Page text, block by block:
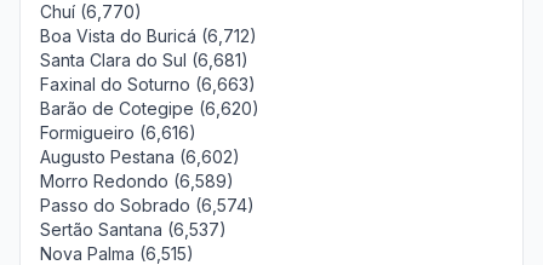
Chuí (6,770)
Boa Vista do Buricá (6,712)
Santa Clara do Sul (6,681)
Faxinal do Soturno (6,663)
Barão de Cotegipe (6,620)
Formigueiro (6,616)
Augusto Pestana (6,602)
Morro Redondo (6,589)
Passo do Sobrado (6,574)
Sertão Santana (6,537)
Nova Palma (6,515)